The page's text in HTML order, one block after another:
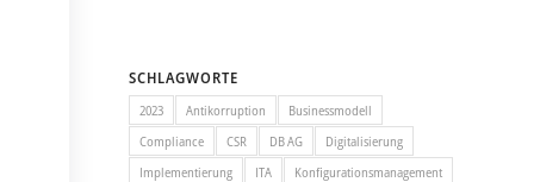
SCHLAGWORTE
2023 Antikorruption
Businessmodell
Compliance
CSR DB AG
Digitalisierung
Implementierung
ITA
Konfigurationsmanagement